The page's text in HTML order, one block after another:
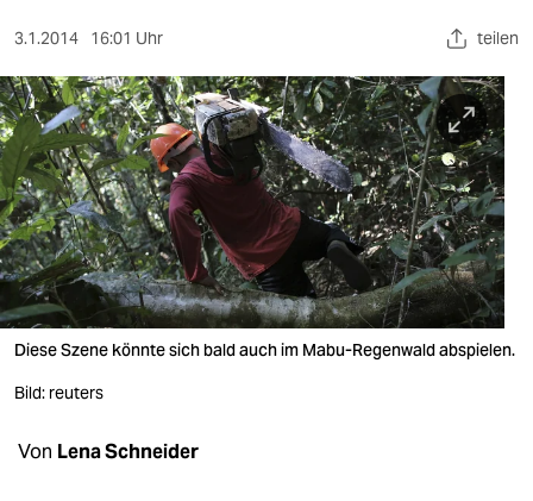
sport
berlin
nord
wahrheit
verlag
verlag
3.1.2014 16:01 Uhr teilen
Diese Szene könnte sich bald auch im Mabu-Regenwald abspielen.
Bild: reuters
Von Lena Schneider